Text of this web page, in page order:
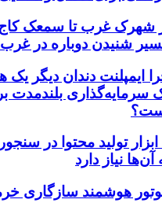
شهرک غرب تا سمعک کاج
شنیدن دوباره در غرب
ایمپلنت دندان دیگر یک
سرمایه‌گذاری بلندمدت
6 ابزار تولید محتوا در
آن‌ها نیاز دارد
هوشمند سازگاری